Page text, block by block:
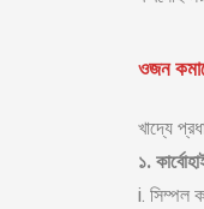
ওজন
খাদ্যে
১.
i. সিম্পল